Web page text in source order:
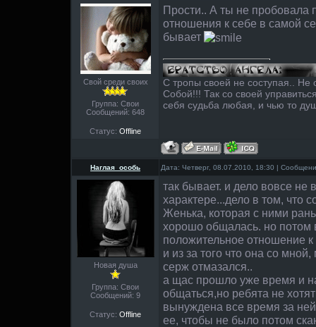
Свой среди своих
Группа: Свои
Сообщений: 648
Статус: Offline
Прости.. А ты не пробовала
отношения к себе в самой
бывает
С тропы своей не соступая.. Не
Собой!!! Так со своей
себя судьба любая, и чью то
Наглая_особь Дата: Четверг, 08.07.2010, 18:30 |
Новая душа
Группа: Свои
Сообщений: 9
Статус: Offline
так бывает. и дело вовсе
характере...дело в том, что
Женька, которая с ними
хорошо общалась. но потом
положительное отношение
и из за того что она со
серж отмазался..
а щас прошло уже время и
общаться,но ребята не
вынуждена все время за
ее, чтобы не было потом